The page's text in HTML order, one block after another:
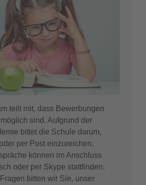
teilt mit, dass Bewerbungen
sind. Aufgrund der
bittet die Schule darum,
per Post einzureichen.
können im Anschluss
oder per Skype stattfinden.
bitten wir Sie, unser